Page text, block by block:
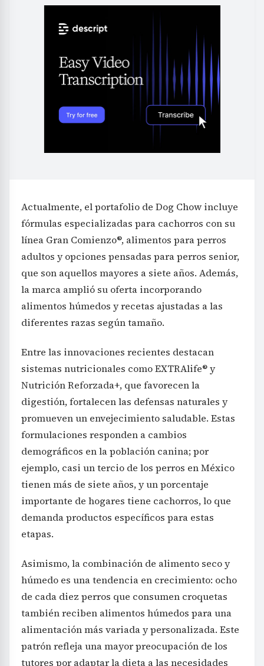
Actualmente, el portafolio de Dog Chow incluye
fórmulas especializadas para cachorros con su
línea Gran Comienzo®, alimentos para perros
adultos y opciones pensadas para perros senior,
que son aquellos mayores a siete años. Además,
la marca amplió su oferta incorporando
alimentos húmedos y recetas ajustadas a las
diferentes razas según tamaño.
Entre las innovaciones recientes destacan
sistemas nutricionales como EXTRAlife® y
Nutrición Reforzada+, que favorecen la
digestión, fortalecen las defensas naturales y
promueven un envejecimiento saludable. Estas
formulaciones responden a cambios
demográficos en la población canina; por
ejemplo, casi un tercio de los perros en México
tienen más de siete años, y un porcentaje
importante de hogares tiene cachorros, lo que
demanda productos específicos para estas
etapas.
Asimismo, la combinación de alimento seco y
húmedo es una tendencia en crecimiento: ocho
de cada diez perros que consumen croquetas
también reciben alimentos húmedos para una
alimentación más variada y personalizada. Este
patrón refleja una mayor preocupación de los
tutores por adaptar la dieta a las necesidades